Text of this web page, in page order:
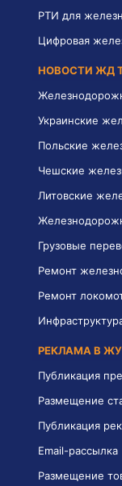
РТИ для
Цифровая
НОВОСТИ ЖД
Украинские
Польские
Чешские
Литовские
Грузовые
Ремонт
Ремонт
РЕКЛАМА В
Публикация
Размещение
Публикация
Email-рассылка
Размещение